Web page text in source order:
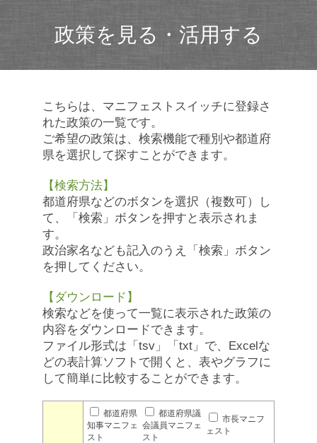
政策を見る・活用する
こちらは、マニフェストスイッチに登録さ
れた政策の一覧です。
ご希望の政策は、検索機能で種別や都道府
県を選択して探すことができます。
【検索方法】
都道府県などのボタンを選択（複数可）し
て、「検索」ボタンを押すと表示されま
す。
政治家名なども記入のうえ「検索」ボタン
を押してください。
【ダウンロード】
検索などを使って一覧に表示された政策の
内容をダウンロードできます。
ファイル形式は「tsv」「txt」で、Excelな
どの表計算ソフトで開くと、表やグラフに
して簡単に比較することができます。
都道府県
知事マニフェ
スト
都道府県議
会議員マニフェ
スト
市長マニフ
ェスト